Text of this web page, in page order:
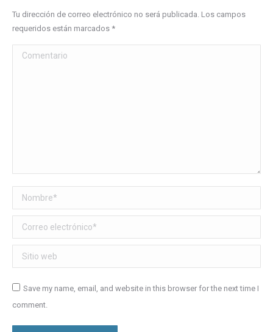
Tu dirección de correo electrónico no será publicada. Los campos
requeridos están marcados *
Comentario
Nombre *
Correo electrónico *
Sitio web
Save my name, email, and website in this browser for the next time I
comment.